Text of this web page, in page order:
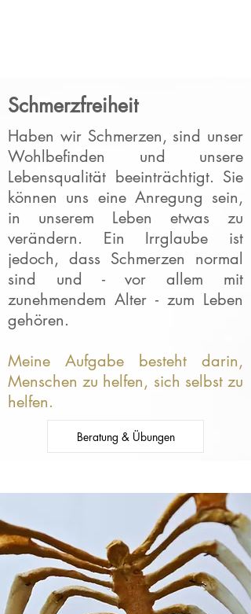
Schmerzfreiheit
Haben wir Schmerzen, sind unser
Wohlbefinden und unsere
Lebensqualität beeinträchtigt. Sie
können uns eine Anregung sein,
in unserem Leben etwas zu
verändern. Ein Irrglaube ist
jedoch, dass Schmerzen normal
sind und - vor allem mit
zunehmendem Alter - zum Leben
gehören.
Meine Aufgabe besteht darin,
Menschen zu helfen, sich selbst zu
helfen.
Beratung & Übungen